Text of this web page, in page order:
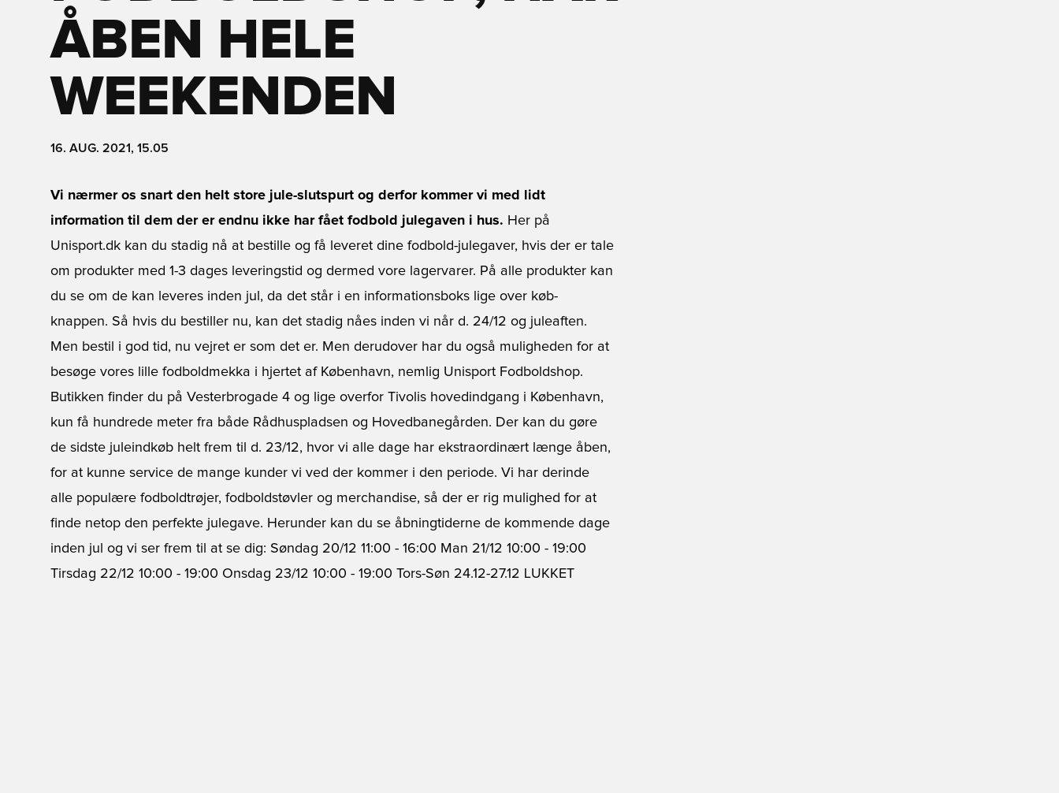
ÅBEN HELE
WEEKENDEN
16. AUG. 2021, 15.05
Vi nærmer os snart den helt store jule-slutspurt og derfor kommer vi med lidt
information til dem der er endnu ikke har fået fodbold julegaven i hus. Her på
Unisport.dk kan du stadig nå at bestille og få leveret dine fodbold-julegaver, hvis der er tale
om produkter med 1-3 dages leveringstid og dermed vore lagervarer. På alle produkter kan
du se om de kan leveres inden jul, da det står i en informationsboks lige over køb-
knappen. Så hvis du bestiller nu, kan det stadig nåes inden vi når d. 24/12 og juleaften.
Men bestil i god tid, nu vejret er som det er. Men derudover har du også muligheden for at
besøge vores lille fodboldmekka i hjertet af København, nemlig Unisport Fodboldshop.
Butikken finder du på Vesterbrogade 4 og lige overfor Tivolis hovedindgang i København,
kun få hundrede meter fra både Rådhuspladsen og Hovedbanegården. Der kan du gøre
de sidste juleindkøb helt frem til d. 23/12, hvor vi alle dage har ekstraordinært længe åben,
for at kunne service de mange kunder vi ved der kommer i den periode. Vi har derinde
alle populære fodboldtrøjer, fodboldstøvler og merchandise, så der er rig mulighed for at
finde netop den perfekte julegave. Herunder kan du se åbningtiderne de kommende dage
inden jul og vi ser frem til at se dig: Søndag 20/12 11:00 - 16:00 Man 21/12 10:00 - 19:00
Tirsdag 22/12 10:00 - 19:00 Onsdag 23/12 10:00 - 19:00 Tors-Søn 24.12-27.12 LUKKET